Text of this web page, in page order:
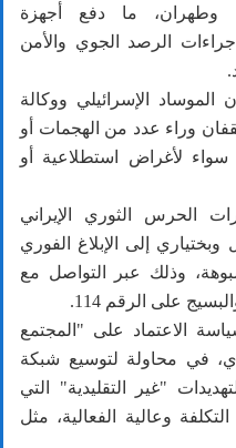
ما دفع أجهزة
إجراءات الرصد الجوي والأمن
الإسرائيلي ووكالة
يقفان وراء عدد من الهجمات أو
لأغراض استطلاعية أو
الحرس الثوري الإيراني
إلى الإبلاغ الفوري
وذلك عبر التواصل مع
على الرقم 114.
الاعتماد على "المجتمع
في محاولة لتوسيع شبكة
"غير التقليدية" التي
وعالية الفعالية، مثل